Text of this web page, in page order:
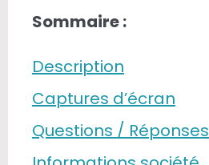
Sommaire :
Description
Captures d’écran
Questions / Réponses